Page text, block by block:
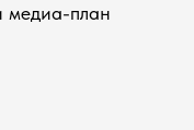
медиа-план